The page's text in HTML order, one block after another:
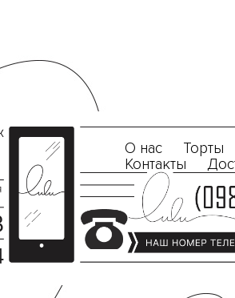
О нас Торты
Контакты